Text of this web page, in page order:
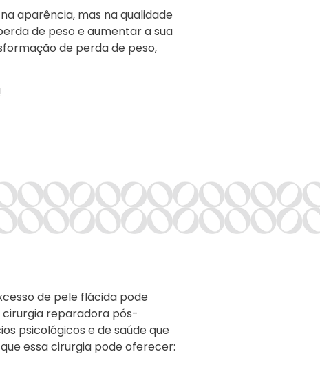
aparência, mas na qualidade
de peso e aumentar a sua
de perda de peso,
de pele flácida pode
cirurgia reparadora pós-
psicológicos e de saúde que
essa cirurgia pode oferecer: